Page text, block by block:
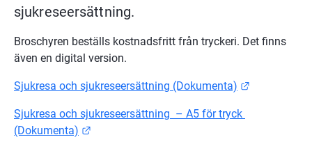
sjukreseersättning.
Broschyren beställs kostnadsfritt från tryckeri. Det finns
även en digital version.
Sjukresa och sjukreseersättning (Dokumenta)
Sjukresa och sjukreseersättning  – A5 för tryck
(Dokumenta)